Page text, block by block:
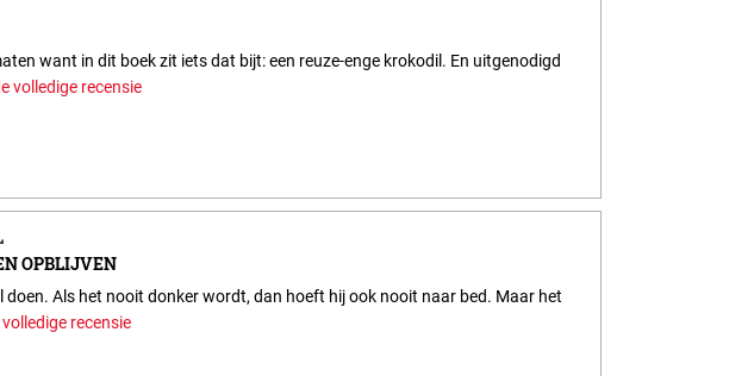
want in dit boek zit iets dat bijt: een reuze-enge krokodil. En uitgenodigd
volledige recensie
OPBLIJVEN
Als het nooit donker wordt, dan hoeft hij ook nooit naar bed. Maar het
recensie